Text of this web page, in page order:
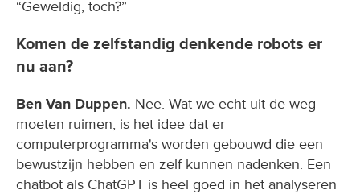
“Geweldig, toch?”
Komen de zelfstandig denkende robots er
nu aan?
Ben Van Duppen. Nee. Wat we echt uit de weg
moeten ruimen, is het idee dat er
computerprogramma's worden gebouwd die een
bewustzijn hebben en zelf kunnen nadenken. Een
chatbot als ChatGPT is heel goed in het analyseren